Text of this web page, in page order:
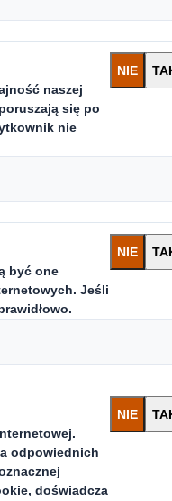
by
i w
rozwój – w
lub
i rozwoju.
promują
lub